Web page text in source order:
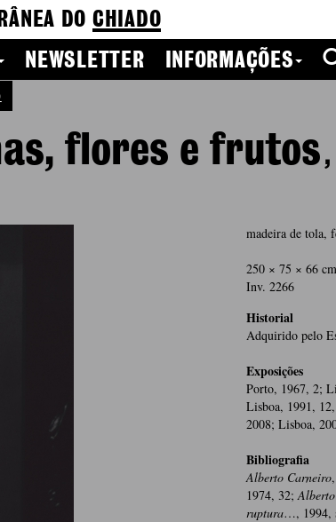
DO CHIADO
NEWSLETTER INFORMAÇÕES
flores e frutos
madeira de tola,
250 × 75 × 66 cm
Inv. 2266
Historial
Adquirido pelo
Exposições
Porto, 1967, 2;
Lisboa, 1991,
2008; Lisboa,
Bibliografia
Alberto Carneiro
1974, 32;
ruptura…, 1994,